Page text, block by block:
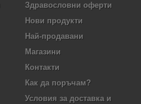
Здравословни оферти
Нови продукти
Най-продавани
Магазини
Контакти
Как да поръчам?
Условия за доставка и